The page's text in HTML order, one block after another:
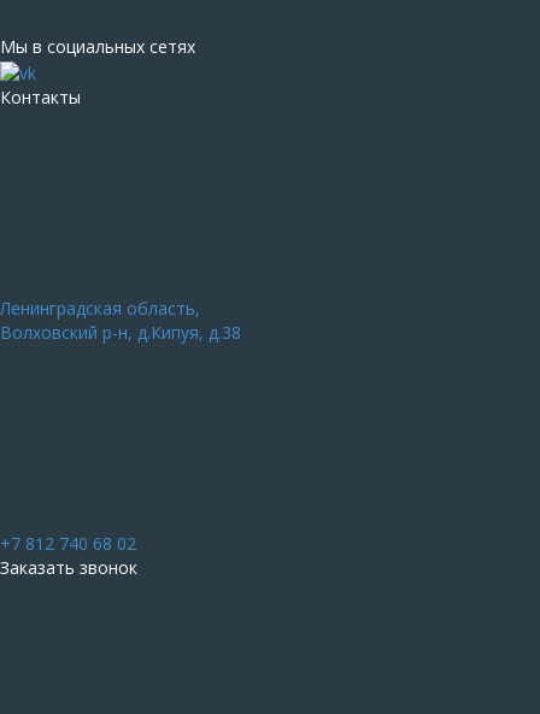
Мы в социальных сетях
Контакты
Ленинградская область,
Волховский р-н, д.Кипуя, д.38
+7 812 740 68 02
Заказать звонок